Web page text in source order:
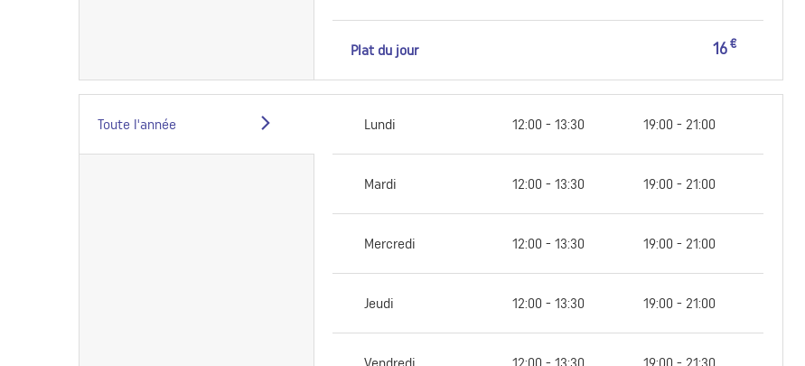
Plat du jour 16€
Toute l'année Lundi 12:00 - 13:30 19:00 - 21:00
Mardi 12:00 - 13:30 19:00 - 21:00
Mercredi 12:00 - 13:30 19:00 - 21:00
Jeudi 12:00 - 13:30 19:00 - 21:00